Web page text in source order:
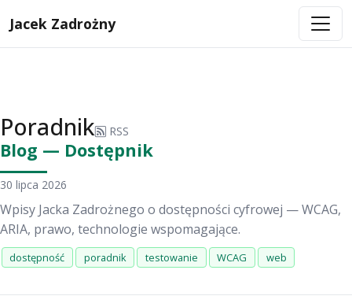
Jacek Zadrożny
Poradnik RSS
Blog — Dostępnik
30 lipca 2026
Wpisy Jacka Zadrożnego o dostępności cyfrowej — WCAG,
ARIA, prawo, technologie wspomagające.
dostępność poradnik testowanie WCAG web